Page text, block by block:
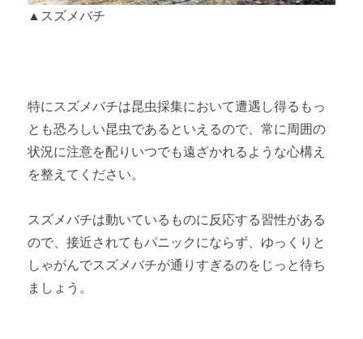
▲スズメバチ
特にスズメバチは昆虫採集において遭遇し得るもっ
とも恐ろしい昆虫であるといえるので、常に周囲の
状況に注意を配りいつでも遠ざかれるような心構え
を整えてください。
スズメバチは動いているものに反応する習性がある
ので、接近されてもパニックにならず、ゆっくりと
しゃがんでスズメバチが通りすぎるのをじっと待ち
ましょう。